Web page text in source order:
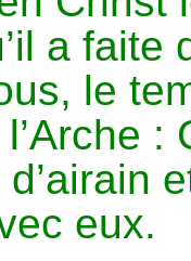
a faite
le
eux.